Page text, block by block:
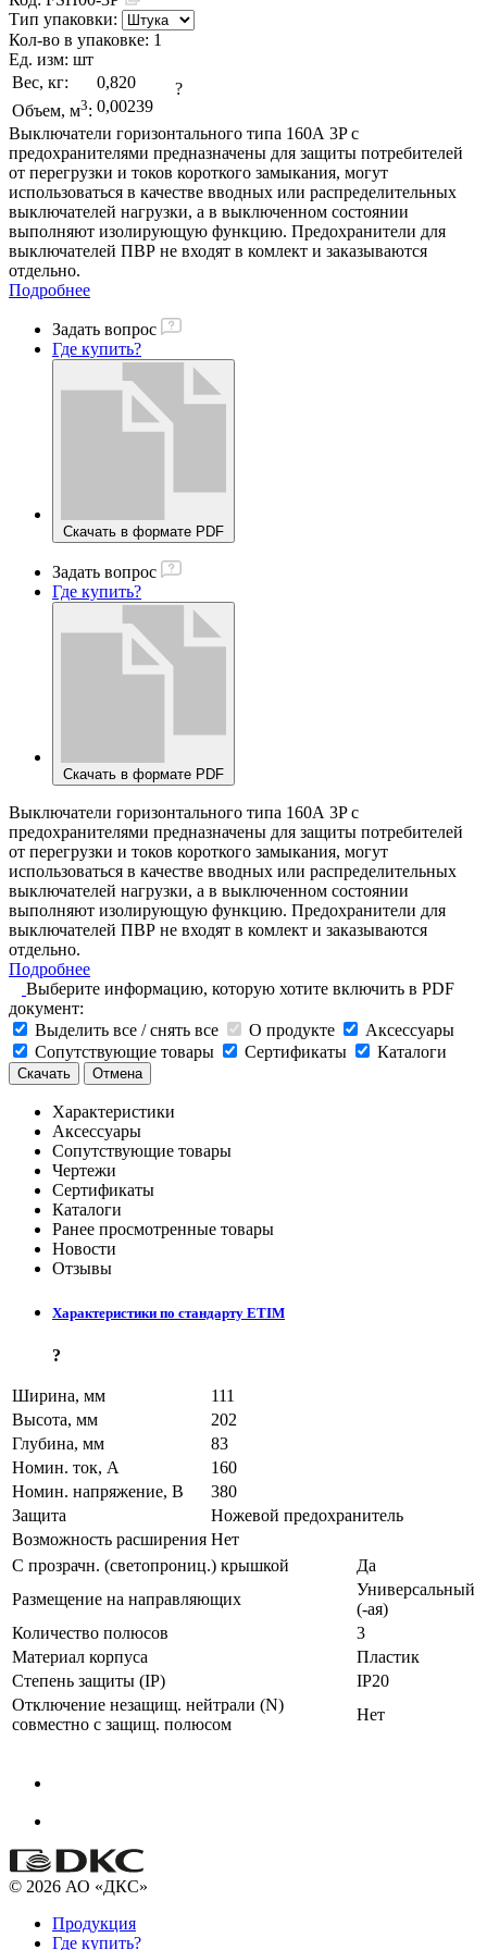
Тип упаковки:
Кол-во в упаковке: 1
Ед. изм: шт
Вес, кг:
0,820
Объем, м3: 0,00239
?
Выключатели горизонтального типа 160А 3P с
предохранителями предназначены для защиты потребителей
от перегрузки и токов короткого замыкания, могут
использоваться в качестве вводных или распределительных
выключателей нагрузки, а в выключенном состоянии
выполняют изолирующую функцию. Предохранители для
выключателей ПВР не входят в комлект и заказываются
отдельно.
Подробнее
Задать вопрос
Где купить?
Скачать в формате PDF
Задать вопрос
Где купить?
Скачать в формате PDF
Выключатели горизонтального типа 160А 3P с
предохранителями предназначены для защиты потребителей
от перегрузки и токов короткого замыкания, могут
использоваться в качестве вводных или распределительных
выключателей нагрузки, а в выключенном состоянии
выполняют изолирующую функцию. Предохранители для
выключателей ПВР не входят в комлект и заказываются
отдельно.
Подробнее
Выберите информацию, которую хотите включить в PDF
документ:
Выделить все / снять все
О продукте
Аксессуары
Сопутствующие товары
Сертификаты Каталоги
Скачать Отмена
Характеристики
Аксессуары
Сопутствующие товары
Чертежи
Сертификаты
Каталоги
Ранее просмотренные товары
Новости
Отзывы
Характеристики по стандарту ETIM
?
Ширина, мм
111
Высота, мм
202
Глубина, мм
83
Номин. ток, А
160
Номин. напряжение, В
380
Защита
Ножевой предохранитель
Возможность расширения Нет
С прозрачн. (светопрониц.) крышкой
Да
Размещение на направляющих
Универсальный
(-ая)
Количество полюсов
3
Материал корпуса
Пластик
Степень защиты (IP)
IP20
Отключение незащищ. нейтрали (N)
совместно с защищ. полюсом
Нет
© 2026 АО «ДКС»
Продукция
Где купить?